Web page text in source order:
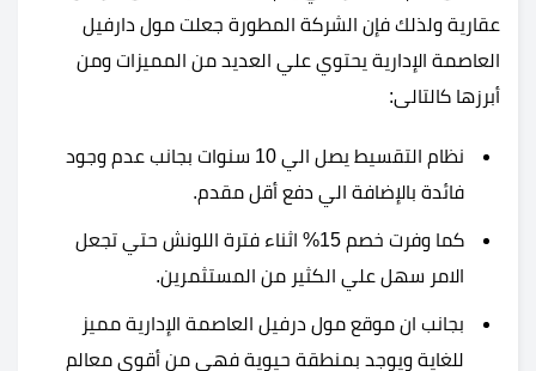
عقارية ولذلك فإن الشركة المطورة جعلت مول دارفيل
العاصمة الإدارية يحتوي علي العديد من المميزات ومن
أبرزها كالتالى:
نظام التقسيط يصل الي 10 سنوات بجانب عدم وجود
فائدة بالإضافة الي دفع أقل مقدم.
كما وفرت خصم 15% اثناء فترة اللونش حتي تجعل
الامر سهل علي الكثير من المستثمرين.
بجانب ان موقع مول درفيل العاصمة الإدارية مميز
للغاية ويوجد بمنطقة حيوية فهي من أقوي معالم